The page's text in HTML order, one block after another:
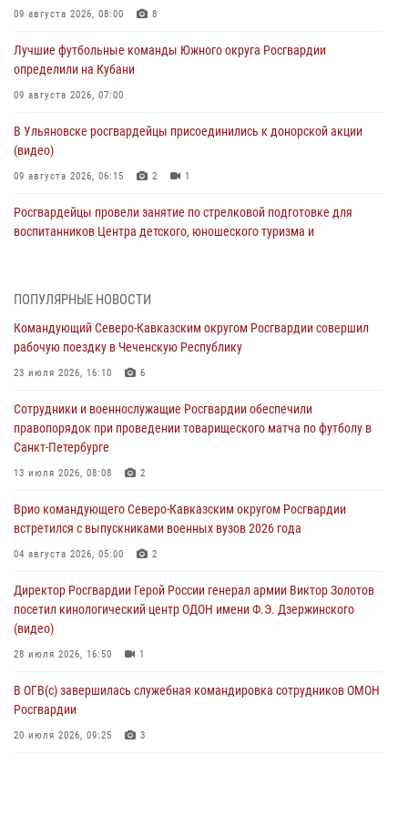
09 августа 2026, 08:00 8
Лучшие футбольные команды Южного округа Росгвардии
определили на Кубани
09 августа 2026, 07:00
В Ульяновске росгвардейцы присоединились к донорской акции
(видео)
09 августа 2026, 06:15 2 1
Росгвардейцы провели занятие по стрелковой подготовке для
воспитанников Центра детского, юношеского туризма и
тиражи газет
09 августа 2026, 05:00
проходит в Сибири
09 августа 2026, 04:00 5
Росгвардейцы провели патриотическое занятие для детей на
08 августа 2026, 14:10 3
В ЛНР росгвардейцы провели тренировку по единоборствам для
08 августа 2026, 13:00
ПОПУЛЯРНЫЕ НОВОСТИ
Командующий Северо-Кавказским округом Росгвардии совершил
рабочую поездку в Чеченскую Республику
23 июля 2026, 16:10 6
Сотрудники и военнослужащие Росгвардии обеспечили
правопорядок при проведении товарищеского матча по футболу в
Санкт-Петербурге
13 июля 2026, 08:08 2
Врио командующего Северо-Кавказским округом Росгвардии
встретился с выпускниками военных вузов 2026 года
04 августа 2026, 05:00 2
Директор Росгвардии Герой России генерал армии Виктор Золотов
посетил кинологический центр ОДОН имени Ф.Э. Дзержинского
(видео)
28 июля 2026, 16:50 1
В ОГВ(с) завершилась служебная командировка сотрудников ОМОН
Росгвардии
20 июля 2026, 09:25 3